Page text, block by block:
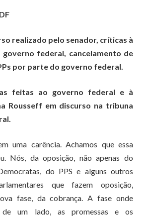
realizado pelo senador, críticas à
federal, cancelamento de
por parte do governo federal.
feitas ao governo federal e à
Rousseff em discurso na tribuna
uma carência. Achamos que essa
Nós, da oposição, não apenas do
do PPS e alguns outros
que fazem oposição,
fase, da cobrança. A fase onde
de um lado, as promessas e os